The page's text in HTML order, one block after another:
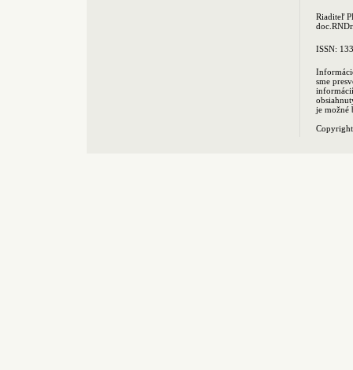
Riaditeľ
ISSN:
sme
je možné